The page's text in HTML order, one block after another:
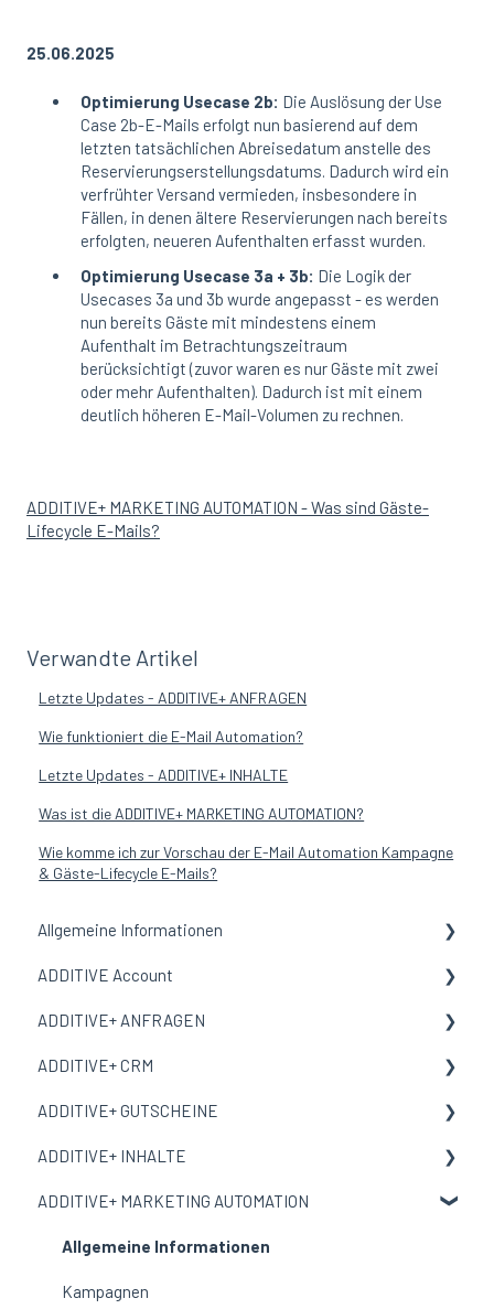
25.06.2025
Optimierung Usecase 2b: Die Auslösung der Use
Case 2b-E-Mails erfolgt nun basierend auf dem
letzten tatsächlichen Abreisedatum anstelle des
Reservierungserstellungsdatums. Dadurch wird ein
verfrühter Versand vermieden, insbesondere in
Fällen, in denen ältere Reservierungen nach bereits
erfolgten, neueren Aufenthalten erfasst wurden.
Optimierung Usecase 3a + 3b: Die Logik der
Usecases 3a und 3b wurde angepasst - es werden
nun bereits Gäste mit mindestens einem
Aufenthalt im Betrachtungszeitraum
berücksichtigt (zuvor waren es nur Gäste mit zwei
oder mehr Aufenthalten). Dadurch ist mit einem
deutlich höheren E-Mail-Volumen zu rechnen.
ADDITIVE+ MARKETING AUTOMATION - Was sind Gäste-
Lifecycle E-Mails?
Verwandte Artikel
Letzte Updates - ADDITIVE+ ANFRAGEN
Wie funktioniert die E-Mail Automation?
Letzte Updates - ADDITIVE+ INHALTE
Was ist die ADDITIVE+ MARKETING AUTOMATION?
Wie komme ich zur Vorschau der E-Mail Automation Kampagne
& Gäste-Lifecycle E-Mails?
Allgemeine Informationen
Allgemeine Informationen
Begriffe und Bedeutungen
ADDITIVE Account
Allgemeine Informationen
Meine Organisation
Benutzer
E-Mail-Vorlage
Corporate Design
ADDITIVE+ ANFRAGEN
Allgemeine Informationen
Kanäle
Auswertungen
ADDITIVE+ CRM
Allgemeine Informationen
Personen
Reservierungen
Auswertungen
Ausschlussliste
ADDITIVE+ GUTSCHEINE
Allgemeine Informationen
Übersicht
Gutscheine
Incentive Gutscheine
ADDITIVE+ INHALTE
Allgemeine Informationen
Inhalte
Landingpages
ADDITIVE+ MARKETING AUTOMATION
Allgemeine Informationen
Kampagnen